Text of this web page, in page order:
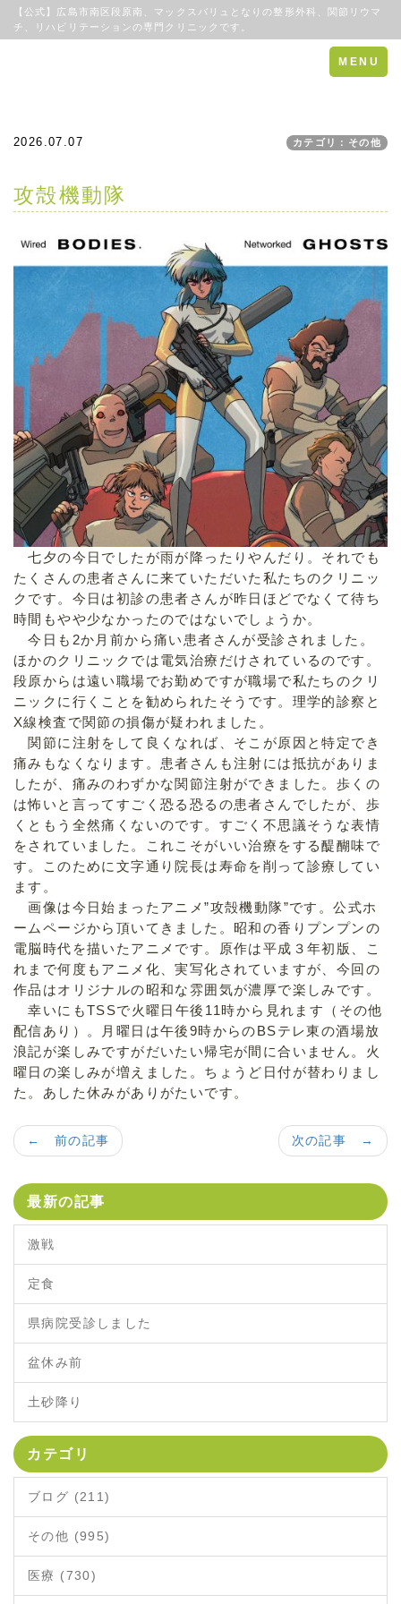
【公式】広島市南区段原南、マックスバリュとなりの整形外科、関節リウマ
チ、リハビリテーションの専門クリニックです。
Toggle
navigation
MENU
2026.07.07 カテゴリ：その他
攻殻機動隊
七夕の今日でしたが雨が降ったりやんだり。それでも
たくさんの患者さんに来ていただいた私たちのクリニッ
クです。今日は初診の患者さんが昨日ほどでなくて待ち
時間もやや少なかったのではないでしょうか。
今日も2か月前から痛い患者さんが受診されました。
ほかのクリニックでは電気治療だけされているのです。
段原からは遠い職場でお勤めですが職場で私たちのクリ
ニックに行くことを勧められたそうです。理学的診察と
X線検査で関節の損傷が疑われました。
関節に注射をして良くなれば、そこが原因と特定でき
痛みもなくなります。患者さんも注射には抵抗がありま
したが、痛みのわずかな関節注射ができました。歩くの
は怖いと言ってすごく恐る恐るの患者さんでしたが、歩
くともう全然痛くないのです。すごく不思議そうな表情
をされていました。これこそがいい治療をする醍醐味で
す。このために文字通り院長は寿命を削って診療してい
ます。
画像は今日始まったアニメ”攻殻機動隊”です。公式ホ
ームページから頂いてきました。昭和の香りプンプンの
電脳時代を描いたアニメです。原作は平成３年初版、こ
れまで何度もアニメ化、実写化されていますが、今回の
作品はオリジナルの昭和な雰囲気が濃厚で楽しみです。
幸いにもTSSで火曜日午後11時から見れます（その他
配信あり）。月曜日は午後9時からのBSテレ東の酒場放
浪記が楽しみですがだいたい帰宅が間に合いません。火
曜日の楽しみが増えました。ちょうど日付が替わりまし
た。あした休みがありがたいです。
次の記事 →
← 前の記事
最新の記事
激戦
定食
県病院受診しました
盆休み前
土砂降り
カテゴリ
ブログ (211)
その他 (995)
医療 (730)